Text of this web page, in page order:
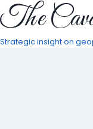
Pular
para
o
The
Strategic insight on